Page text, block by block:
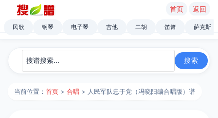
首页 返回
民歌 钢琴 电子琴 吉他 二胡 笛箫 萨克斯
当前位置：首页 >合唱 > 人民军队忠于党（冯晓阳编合唱版）谱